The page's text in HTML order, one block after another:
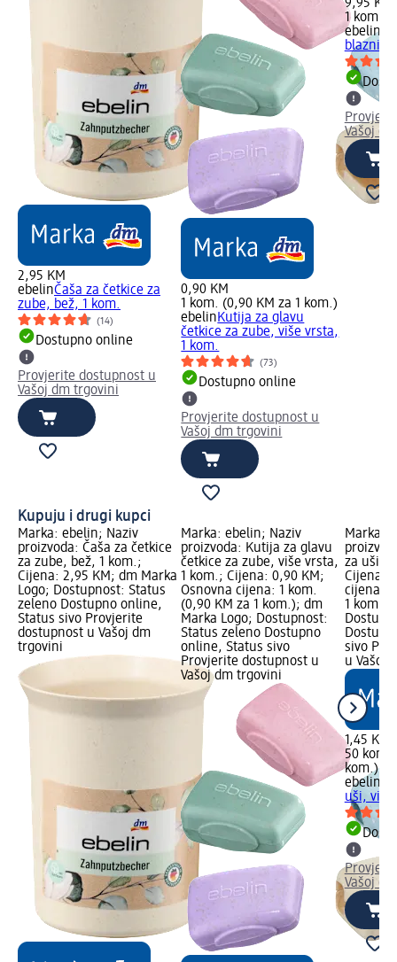
2,95 KM
ebelinČaša za četkice za
zube, bež, 1 kom.
(14)
Dostupno online
Provjerite dostupnost u
Vašoj dm trgovini
0,90 KM
1 kom. (0,90 KM za 1 kom.)
ebelinKutija za glavu
četkice za zube, više vrsta,
1 kom.
(73)
Dostupno online
Provjerite dostupnost u
Vašoj dm trgovini
9,95 KM
1 kom.
ebelin
Vašoj
Kupuju i drugi kupci
Marka: ebelin; Naziv
proizvoda: Čaša za četkice
za zube, bež, 1 kom.;
Cijena: 2,95 KM; dm Marka
Logo; Dostupnost: Status
zeleno Dostupno online,
Status sivo Provjerite
dostupnost u Vašoj dm
trgovini
Marka: ebelin; Naziv
proizvoda: Kutija za glavu
četkice za zube, više vrsta,
1 kom.; Cijena: 0,90 KM;
Osnovna cijena: 1 kom.
(0,90 KM za 1 kom.); dm
Marka Logo; Dostupnost:
Status zeleno Dostupno
online, Status sivo
Provjerite dostupnost u
Vašoj dm trgovini
Marka:
za uši,
Cijena:
cijena:
1 kom.);
sivo
u Vašoj
1,45 KM
50 kom.
kom.)
ebelin
uši, više
Vašoj